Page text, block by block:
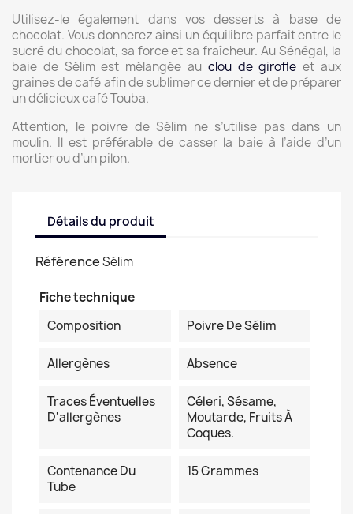
Utilisez-le également dans vos desserts à base de
chocolat. Vous donnerez ainsi un équilibre parfait entre le
sucré du chocolat, sa force et sa fraîcheur. Au Sénégal, la
baie de Sélim est mélangée au clou de girofle et aux
graines de café afin de sublimer ce dernier et de préparer
un délicieux café Touba.
Attention, le poivre de Sélim ne s’utilise pas dans un
moulin. Il est préférable de casser la baie à l’aide d’un
mortier ou d’un pilon.
Détails du produit
RéférenceSélim
Fiche technique
Composition
Poivre De Sélim
Allergènes Absence
Traces Éventuelles
D'allergènes
Céleri, Sésame,
Moutarde, Fruits À
Coques.
Contenance Du
Tube
15 Grammes